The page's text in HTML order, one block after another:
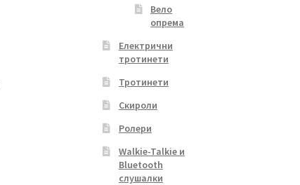
Вело
опрема
Електрични
тротинети
Тротинети
Скироли
Ролери
Walkie-Talkie и
Bluetooth
слушалки